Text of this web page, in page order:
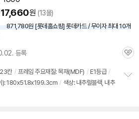
원 (13몰)
871,780원 [롯데홈쇼핑] 롯데카드 / 무이자 최대 10개
등록
관
칸 / 프레임 주요재질: 목재(MDF) / E1등급 /
): 180x51.8x199.3cm / 색상: 내추럴블랙, 내추